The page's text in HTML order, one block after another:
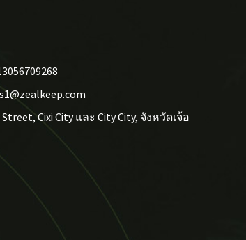
Cixi City และ City City, จังหวัดเจ้อ